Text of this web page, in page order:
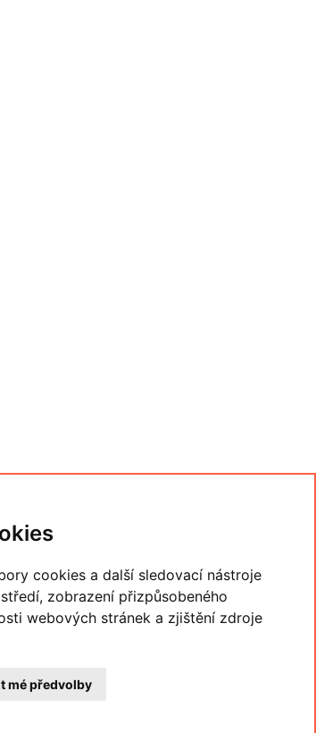
cookies a další sledovací nástroje
zobrazení přizpůsobeného
webových stránek a zjištění zdroje
mé předvolby